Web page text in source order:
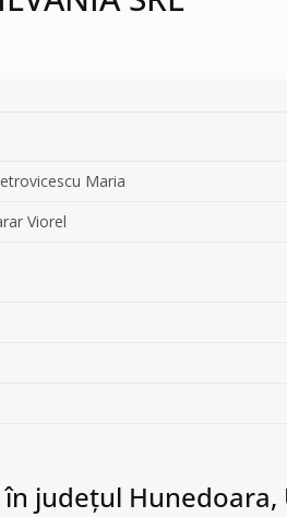
Maria
Viorel
județul Hunedoara,